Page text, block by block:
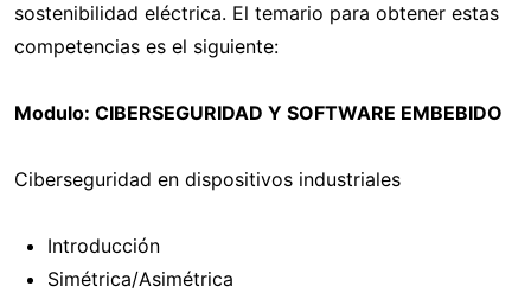
sostenibilidad eléctrica. El temario para obtener estas
competencias es el siguiente:
Modulo: CIBERSEGURIDAD Y SOFTWARE EMBEBIDO
Ciberseguridad en dispositivos industriales
Introducción
Simétrica/Asimétrica